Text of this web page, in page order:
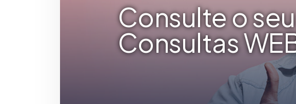
Consulte o
Consultas